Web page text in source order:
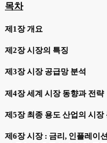
목차
제1장 개요
제2장 시장의 특징
제3장 시장 공급망 분석
제4장 세계 시장 동향과 전략
제5장 최종 용도 산업의 시장
제6장 시장 : 금리, 인플레이